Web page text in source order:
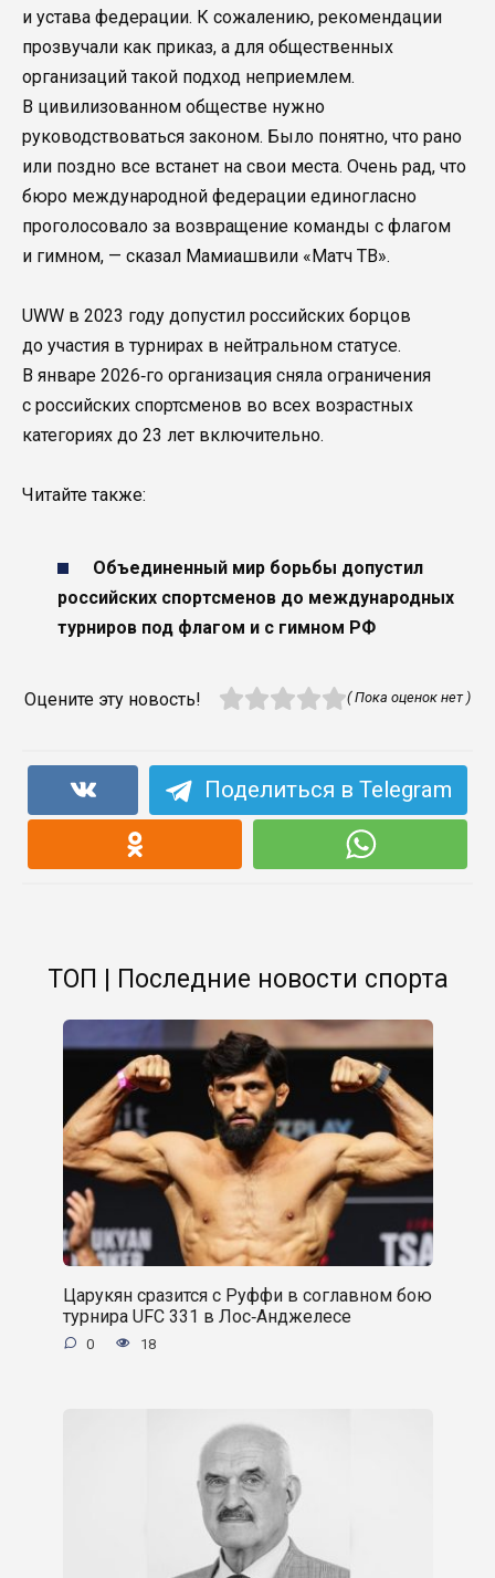
и устава федерации. К сожалению, рекомендации
прозвучали как приказ, а для общественных
организаций такой подход неприемлем.
В цивилизованном обществе нужно
руководствоваться законом. Было понятно, что рано
или поздно все встанет на свои места. Очень рад, что
бюро международной федерации единогласно
проголосовало за возвращение команды с флагом
и гимном, — сказал Мамиашвили «Матч ТВ».
UWW в 2023 году допустил российских борцов
до участия в турнирах в нейтральном статусе.
В январе 2026‑го организация сняла ограничения
с российских спортсменов во всех возрастных
категориях до 23 лет включительно.
Читайте также:
Объединенный мир борьбы допустил
российских спортсменов до международных
турниров под флагом и с гимном РФ
Оцените эту новость! ( Пока оценок нет )
Поделиться в Telegram
ТОП | Последние новости спорта
Царукян сразится с Руффи в соглавном бою
турнира UFC 331 в Лос‑Анджелесе
0 18